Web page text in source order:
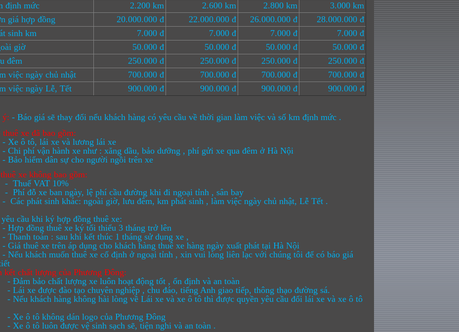
định mức
2.200 km 2.600 km 2.800 km
3.000 km
giá hợp đồng
20.000.000 đ 22.000.000 đ 26.000.000 đ
28.000.000 đ
sinh km
7.000 đ 7.000 đ 7.000 đ
7.000 đ
giờ
50.000 đ 50.000 đ 50.000 đ
50.000 đ
đêm
250.000 đ 250.000 đ 250.000 đ
250.000 đ
việc ngày chủ nhật
700.000 đ 700.000 đ 700.000 đ
700.000 đ
việc ngày Lễ, Tết
900.000 đ 900.000 đ 900.000 đ 900.000 đ
ý: - Báo giá sẽ thay đổi nếu khách hàng có yêu cầu về thời gian làm việc và số km định mức .
thuê xe đã bao gồm:
ô tô, lái xe và lương lái xe
phí vận hành xe như : xăng dầu, bảo dưỡng , phí gửi xe qua đêm ở Hà Nội
hiểm dân sự cho người ngồi trên xe
xe không bao gồm:
VAT 10%
đỗ xe ban ngày, lệ phí cầu đường khi đi ngoại tỉnh , sân bay
phát sinh khác: ngoài giờ, lưu đêm, km phát sinh , làm việc ngày chủ nhật, Lễ Tết .
yêu cầu khi ký hợp đồng thuê xe:
đồng thuê xe ký tối thiểu 3 tháng trở lên
toán : sau khi kết thúc 1 tháng sử dụng xe ,
thuê xe trên áp dụng cho khách hàng thuê xe hàng ngày xuất phát tại Hà Nội
khách muốn thuê xe cố định ở ngoại tỉnh , xin vui lòng liên lạc với chúng tôi để có báo giá
kết chất lượng của Phương Đông:
bảo chất lượng xe luôn hoạt động tốt , ổn định và an toàn
xe được đào tạo chuyên nghiệp , chu đáo, tiếng Anh giao tiếp, thông thạo đường sá.
khách hàng không hài lòng về Lái xe và xe ô tô thì được quyền yêu cầu đổi lái xe và xe ô tô
ô tô không dán logo của Phương Đông
ô tô luôn được vệ sinh sạch sẽ, tiện nghi và an toàn .